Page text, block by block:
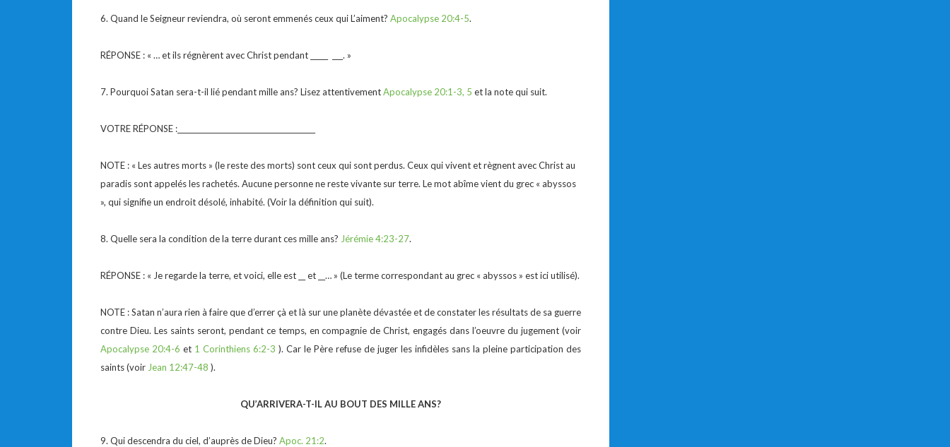
6. Quand le Seigneur reviendra, où seront emmenés ceux qui L’aiment? Apocalypse 20:4-5.
RÉPONSE : « … et ils régnèrent avec Christ pendant _____ ___. »
7. Pourquoi Satan sera-t-il lié pendant mille ans? Lisez attentivementApocalypse 20:1-3, 5 et la note qui suit.
VOTRE RÉPONSE :_______________________________________
NOTE : « Les autres morts » (le reste des morts) sont ceux qui sont perdus. Ceux qui vivent et règnent avec Christ au
paradis sont appelés les rachetés. Aucune personne ne reste vivante sur terre. Le mot abîme vient du grec « abyssos
», qui signifie un endroit désolé, inhabité. (Voir la définition qui suit).
8. Quelle sera la condition de la terre durant ces mille ans? Jérémie 4:23-27.
RÉPONSE : « Je regarde la terre, et voici, elle est __ et __… » (Le terme correspondant au grec « abyssos » est ici utilisé).
NOTE : Satan n’aura rien à faire que d’errer çà et là sur une planète dévastée et de constater les résultats de sa guerre
contre Dieu. Les saints seront, pendant ce temps, en compagnie de Christ, engagés dans l’oeuvre du jugement (voir
Apocalypse 20:4-6 et 1 Corinthiens 6:2-3 ). Car le Père refuse de juger les infidèles sans la pleine participation des
saints (voir Jean 12:47-48 ).
QU’ARRIVERA-T-IL AU BOUT DES MILLE ANS?
9. Qui descendra du ciel, d’auprès de Dieu? Apoc. 21:2.